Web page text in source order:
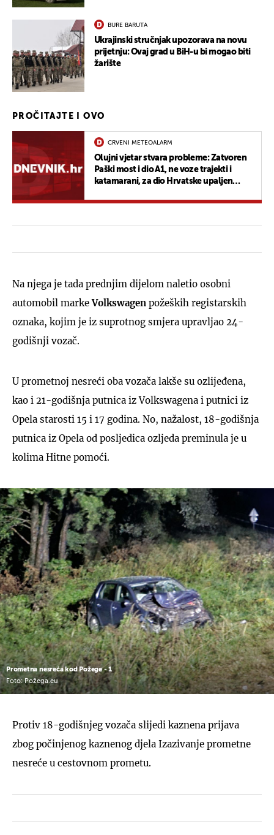
BURE BARUTA
Ukrajinski stručnjak upozorava na novu
prijetnju: Ovaj grad u BiH-u bi mogao biti
žarište
PROČITAJTE I OVO
CRVENI METEOALARM
Olujni vjetar stvara probleme: Zatvoren
Paški most i dio A1, ne voze trajekti i
katamarani, za dio Hrvatske upaljen
Na njega je tada prednjim dijelom naletio osobni
automobil markeVolkswagen požeških registarskih
oznaka, kojim je iz suprotnog smjera upravljao 24-
godišnji vozač.
U prometnoj nesreći oba vozača lakše su ozlijeđena,
kao i 21-godišnja putnica iz Volkswagena i putnici iz
Opela starosti 15 i 17 godina. No, nažalost, 18-godišnja
putnica iz Opela od posljedica ozljeda preminula je u
kolima Hitne pomoći.
Prometna nesreća kod Požege - 1
Foto: Požega.eu
Protiv 18-godišnjeg vozača slijedi kaznena prijava
zbog počinjenog kaznenog djela Izazivanje prometne
nesreće u cestovnom prometu.